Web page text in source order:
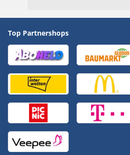
Top Partnershops